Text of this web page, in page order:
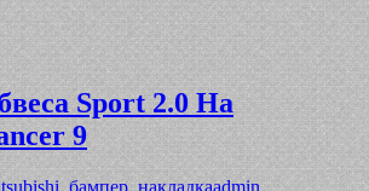
Sport 2.0 На
9
, бампер, накладкаadmin